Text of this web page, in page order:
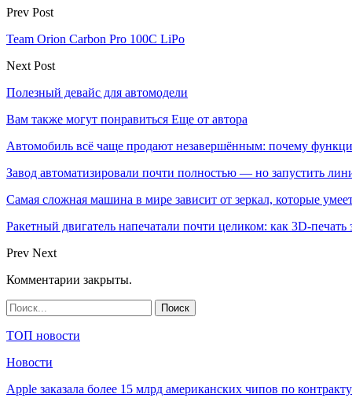
Prev Post
Team Orion Carbon Pro 100C LiPo
Next Post
Полезный девайс для автомодели
Вам также могут понравиться Еще от автора
Автомобиль всё чаще продают незавершённым: почему
Завод автоматизировали почти полностью — но запустить
Самая сложная машина в мире зависит от зеркал, которые
Ракетный двигатель напечатали почти целиком: как 3D-
Prev Next
Комментарии закрыты.
ТОП новости
Новости
Apple заказала более 15 млрд американских чипов по